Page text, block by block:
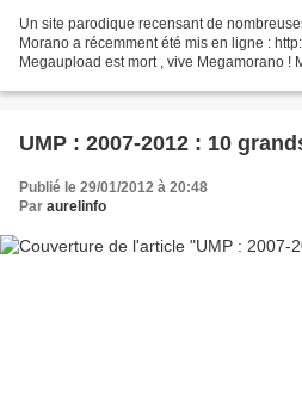
Un site parodique recensant de
Morano a récemment été mis en ligne :
Megaupload est mort , vive Megamorano !
UMP : 2007-2012 : 10
Publié le 29/01/2012 à 20:48
Par aurelinfo